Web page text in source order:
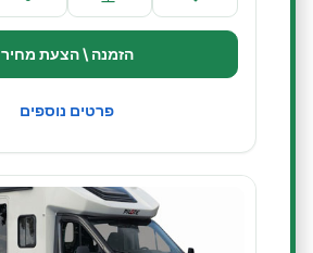
הזמנה \ הצעת מחיר
פרטים נוספים